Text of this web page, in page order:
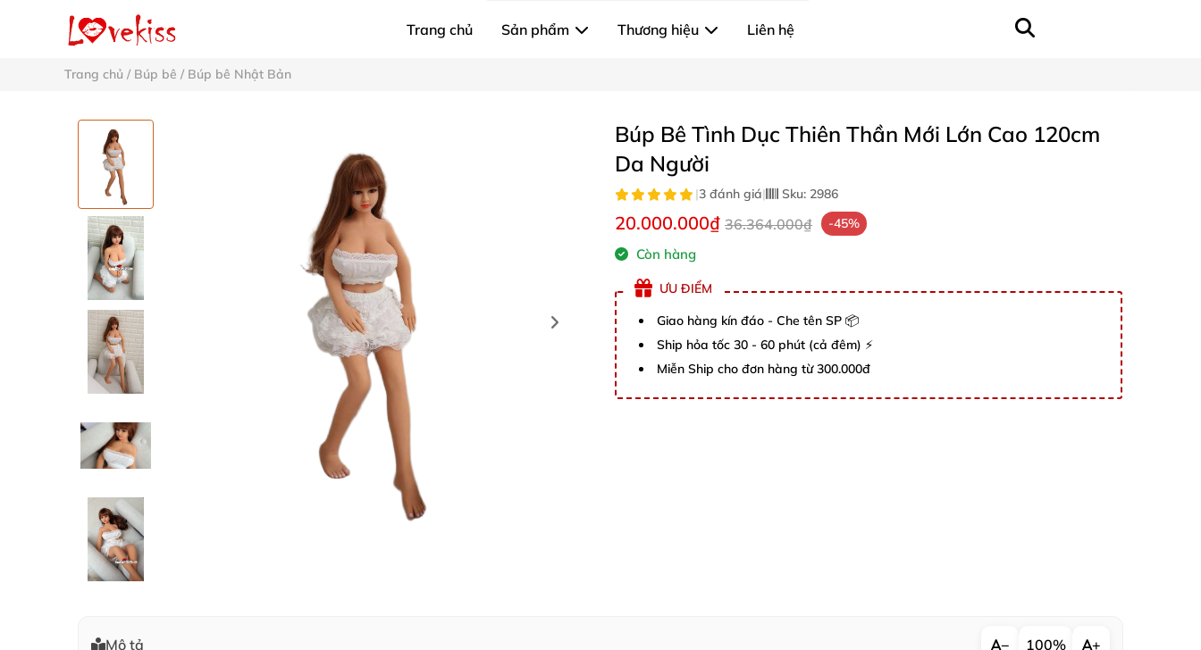
Trang chủ Sản phẩm Thương hiệu Liên hệ
Trang chủ / Búp bê / Búp bê Nhật Bản
Búp Bê Tình Dục Thiên Thần Mới Lớn Cao 120cm
Da Người
|3 đánh giá| Sku: 2986
20.000.000₫ 36.364.000₫ -45%
Còn hàng
ƯU ĐIỂM
Giao hàng kín đáo - Che tên SP 📦
Ship hỏa tốc 30 - 60 phút (cả đêm) ⚡
Miễn Ship cho đơn hàng từ 300.000đ
Mô tả − 100% +